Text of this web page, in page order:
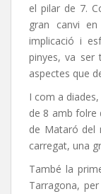
el pilar de 7.
gran canvi
implicació i
pinyes, va ser
aspectes que
I com a
de 8 amb folre
de Mataró del
carregat, una
També la
Tarragona,